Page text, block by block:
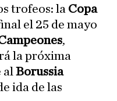
trofeos: la Copa
el 25 de mayo
,
la próxima
Borussia
ida de las